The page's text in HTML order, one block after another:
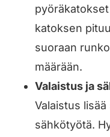
katoksen
suoraan
määrään.
Valaistus ja
Valaistus
sähkötyötä.